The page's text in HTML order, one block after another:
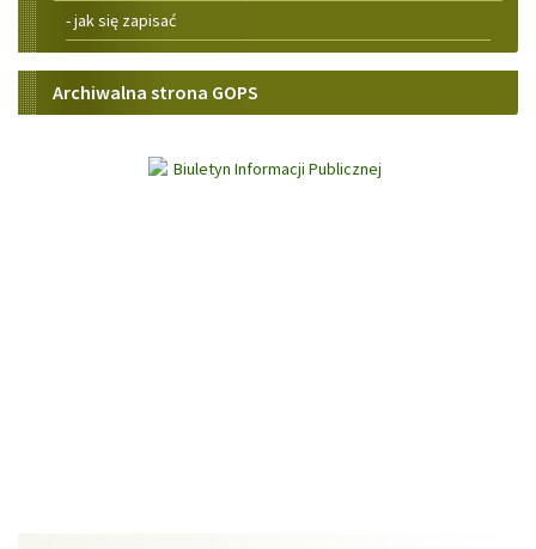
- jak się zapisać
StaraArchiwalna strona GOPS